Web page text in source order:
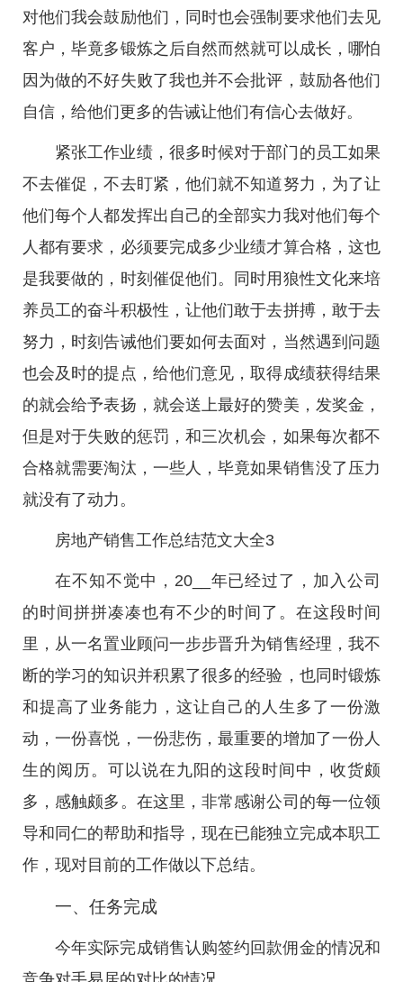
对他们我会鼓励他们，同时也会强制要求他们去见
客户，毕竟多锻炼之后自然而然就可以成长，哪怕
因为做的不好失败了我也并不会批评，鼓励各他们
自信，给他们更多的告诫让他们有信心去做好。
紧张工作业绩，很多时候对于部门的员工如果
不去催促，不去盯紧，他们就不知道努力，为了让
他们每个人都发挥出自己的全部实力我对他们每个
人都有要求，必须要完成多少业绩才算合格，这也
是我要做的，时刻催促他们。同时用狼性文化来培
养员工的奋斗积极性，让他们敢于去拼搏，敢于去
努力，时刻告诫他们要如何去面对，当然遇到问题
也会及时的提点，给他们意见，取得成绩获得结果
的就会给予表扬，就会送上最好的赞美，发奖金，
但是对于失败的惩罚，和三次机会，如果每次都不
合格就需要淘汰，一些人，毕竟如果销售没了压力
就没有了动力。
房地产销售工作总结范文大全3
在不知不觉中，20__年已经过了，加入公司
的时间拼拼凑凑也有不少的时间了。在这段时间
里，从一名置业顾问一步步晋升为销售经理，我不
断的学习的知识并积累了很多的经验，也同时锻炼
和提高了业务能力，这让自己的人生多了一份激
动，一份喜悦，一份悲伤，最重要的增加了一份人
生的阅历。可以说在九阳的这段时间中，收货颇
多，感触颇多。在这里，非常感谢公司的每一位领
导和同仁的帮助和指导，现在已能独立完成本职工
作，现对目前的工作做以下总结。
一、任务完成
今年实际完成销售认购签约回款佣金的情况和